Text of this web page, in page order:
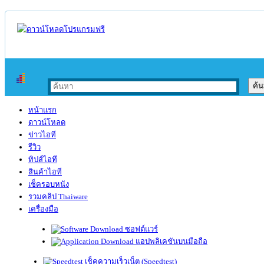
หน้าแรก
ดาวน์โหลด
ข่าวไอที
รีวิว
ทิปส์ไอที
สินค้าไอที
เช็ครอบหนัง
รวมคลิป Thaiware
เครื่องมือ
ซอฟต์แวร์
แอปพลิเคชันบนมือถือ
เช็คความเร็วเน็ต (Speedtest)